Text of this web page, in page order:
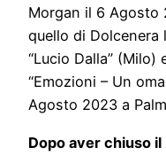
Morgan il 6 Agosto
quello di Dolcenera
“Lucio Dalla” (Milo)
“Emozioni – Un
Agosto 2023 a
Dopo aver chiuso il